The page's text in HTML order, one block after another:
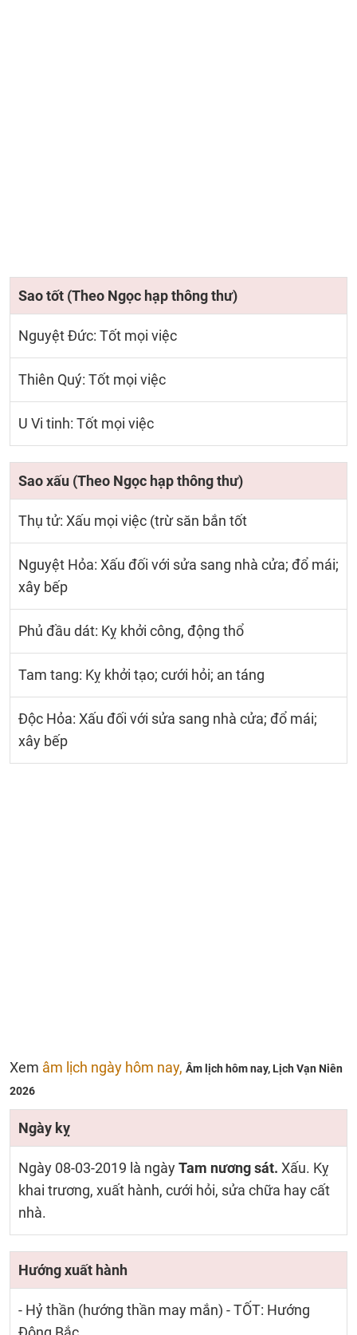
Sao tốt (Theo Ngọc hạp thông thư)
Nguyệt Đức: Tốt mọi việc
Thiên Quý: Tốt mọi việc
U Vi tinh: Tốt mọi việc
Sao xấu (Theo Ngọc hạp thông thư)
Thụ tử: Xấu mọi việc (trừ săn bắn tốt
Nguyệt Hỏa: Xấu đối với sửa sang nhà cửa; đổ mái;
xây bếp
Phủ đầu dát: Kỵ khởi công, động thổ
Tam tang: Kỵ khởi tạo; cưới hỏi; an táng
Độc Hỏa: Xấu đối với sửa sang nhà cửa; đổ mái;
xây bếp
Xem âm lịch ngày hôm nay, Âm lịch hôm nay, Lịch Vạn Niên
2026
Ngày kỵ
Ngày 08-03-2019 là ngàyTam nương sát. Xấu. Kỵ
khai trương, xuất hành, cưới hỏi, sửa chữa hay cất
nhà.
Hướng xuất hành
- Hỷ thần (hướng thần may mắn) - TỐT: Hướng